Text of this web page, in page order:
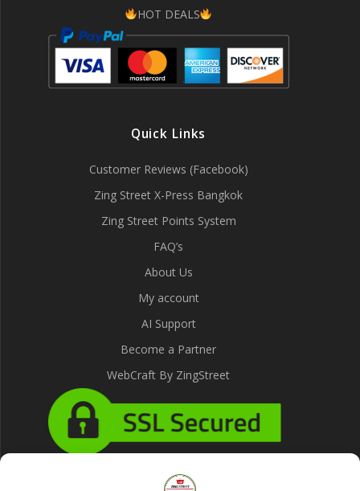
HOT DEALS
Quick Links
Customer Reviews (Facebook)
Zing Street X-Press Bangkok
Zing Street Points System
FAQ’s
About Us
My account
AI Support
Become a Partner
WebCraft By ZingStreet